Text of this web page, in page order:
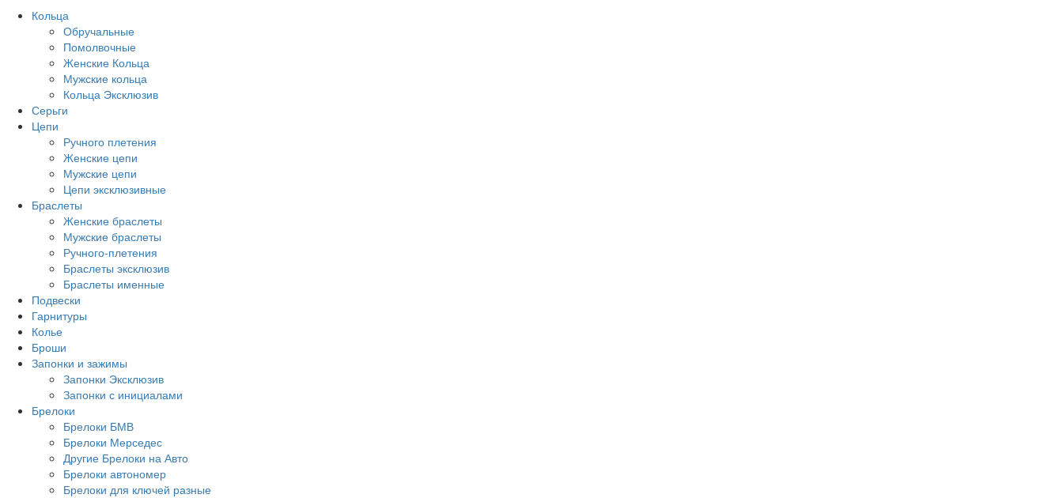
Кольца
Обручальные
Помолвочные
Женские Кольца
Мужские кольца
Кольца Эксклюзив
Серьги
Цепи
Ручного плетения
Женские цепи
Мужские цепи
Цепи эксклюзивные
Браслеты
Женские браслеты
Мужские браслеты
Ручного-плетения
Браслеты эксклюзив
Браслеты именные
Подвески
Гарнитуры
Колье
Броши
Запонки и зажимы
Запонки Эксклюзив
Запонки с инициалами
Брелоки
Брелоки БМВ
Брелоки Мерседес
Другие Брелоки на Авто
Брелоки автономер
Брелоки для ключей разные